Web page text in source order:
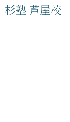
杉塾 芦屋校